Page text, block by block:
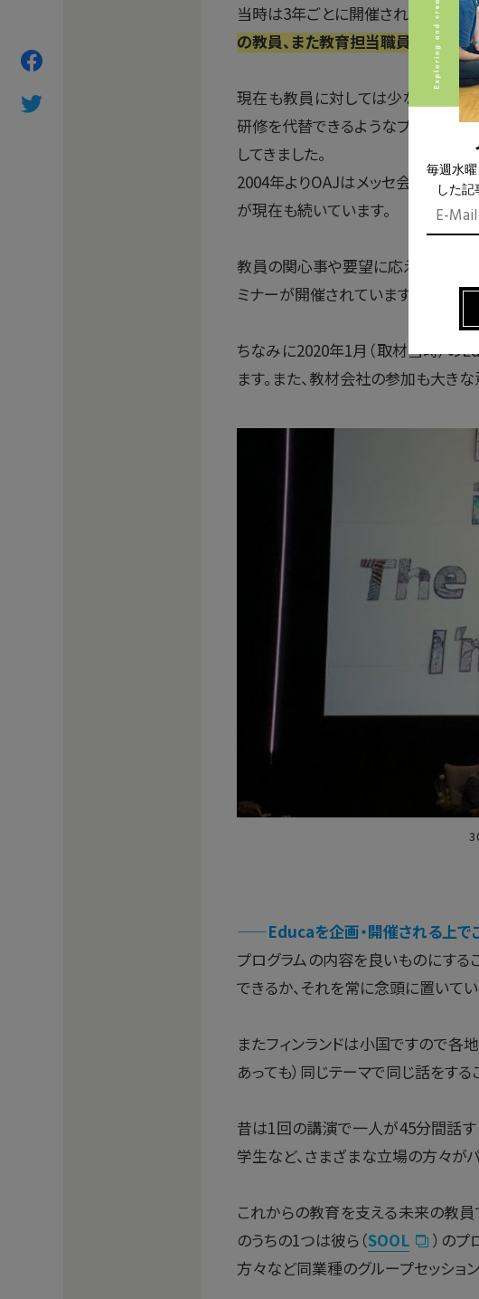
当時は3年ごとに開催される4日連続
の教員、また教育担当職員が一堂に
現在も教員に対しては少なくとも
研修を代替できるようなプログラム
してきました。
2004年よりOAJはメッセ会場と提携
が現在も続いています。
教員の関心事や要望に応える多様
ミナーが開催されています。
ちなみに2020年1月（取材当時）の
ます。また、教材会社の参加も大き
——Educaを企画・開催される上で
プログラムの内容を良いものにする
できるか、それを常に念頭に置いてい
またフィンランドは小国ですので
あっても）同じテーマで同じ話をする
昔は1回の講演で一人が45分間話す
学生など、さまざまな立場の方々が
これからの教育を支える未来の教
のうちの1つは彼ら（SOOL
）の
方々など同業種のグループセッショ
毎週水
した記